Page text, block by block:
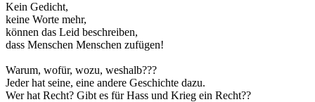
Kein Gedicht,
keine Worte mehr,
können das Leid beschreiben,
dass Menschen Menschen zufügen!
Warum, wofür, wozu, weshalb???
Jeder hat seine, eine andere Geschichte dazu.
Wer hat Recht? Gibt es für Hass und Krieg ein Recht??